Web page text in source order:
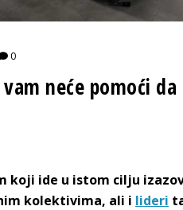
0
neće pomoći da
ide u istom cilju
kolektivima, ali i lideri